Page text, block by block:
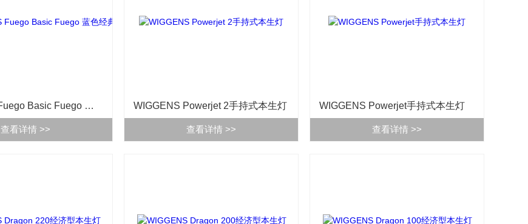
WIGGENS Fuego Basic Fuego 蓝色经典本生灯
查看详情 >>
WIGGENS Powerjet 2手持式本生灯
查看详情 >>
WIGGENS Powerjet手持式本生灯
查看详情 >>